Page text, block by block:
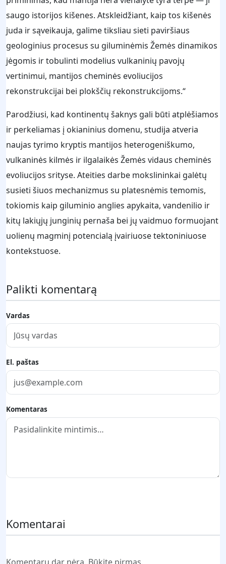
saugo istorijos kišenes. Atskleidžiant, kaip tos kišenės
juda ir sąveikauja, galime tiksliau sieti paviršiaus
geologinius procesus su giluminėmis Žemės dinamikos
jėgomis ir tobulinti modelius vulkaninių pavojų
vertinimui, mantijos cheminės evoliucijos
rekonstrukcijai bei plokščių rekonstrukcijoms.“
Parodžiusi, kad kontinentų šaknys gali būti atplėšiamos
ir perkeliamas į okianinius domenu, studija atveria
naujas tyrimo kryptis mantijos heterogeniškumo,
vulkaninės kilmės ir ilgalaikės Žemės vidaus cheminės
evoliucijos srityse. Ateities darbe mokslininkai galėtų
susieti šiuos mechanizmus su platesnėmis temomis,
tokiomis kaip giluminio anglies apykaita, vandenilio ir
kitų lakiųjų junginių pernaša bei jų vaidmuo formuojant
uolienų magminį potencialą įvairiuose tektoniniuose
kontekstuose.
Palikti komentarą
Vardas
El. paštas
Komentaras
Komentarai